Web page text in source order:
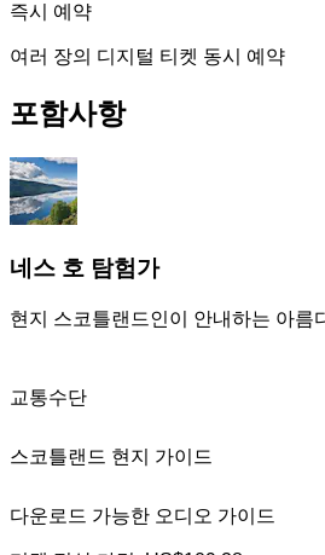
즉시 예약
여러 장의 디지털 티켓 동시 예약
포함사항
네스 호 탐험가
현지 스코틀랜드인이 안내하는 아름
교통수단
스코틀랜드 현지 가이드
다운로드 가능한 오디오 가이드